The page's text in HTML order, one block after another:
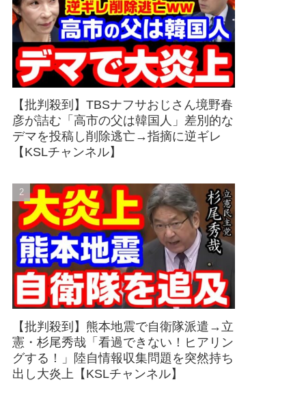
【批判殺到】TBSナフサおじさん境野春
彦が詰む「高市の父は韓国人」差別的な
デマを投稿し削除逃亡→指摘に逆ギレ
【KSLチャンネル】
【批判殺到】熊本地震で自衛隊派遣→立
憲・杉尾秀哉「看過できない！ヒアリン
グする！」陸自情報収集問題を突然持ち
出し大炎上【KSLチャンネル】